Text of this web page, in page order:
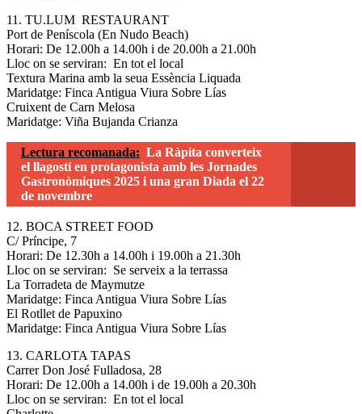
11. TU.LUM RESTAURANT
Port de Peníscola (En Nudo Beach)
Horari: De 12.00h a 14.00h i de 20.00h a 21.00h
Lloc on se serviran: En tot el local
Textura Marina amb la seua Essència Liquada
Maridatge: Finca Antigua Viura Sobre Lías
Cruixent de Carn Melosa
Maridatge: Viña Bujanda Crianza
Lectura recomanada: La Ràpita converteix
el llagostí en protagonista amb les Jornades
Gastronòmiques 2025 i una gran Diada el 22
de novembre
12. BOCA STREET FOOD
C/ Príncipe, 7
Horari: De 12.30h a 14.00h i 19.00h a 21.30h
Lloc on se serviran: Se serveix a la terrassa
La Torradeta de Maymutze
Maridatge: Finca Antigua Viura Sobre Lías
El Rotllet de Papuxino
Maridatge: Finca Antigua Viura Sobre Lías
13. CARLOTA TAPAS
Carrer Don José Fulladosa, 28
Horari: De 12.00h a 14.00h i de 19.00h a 20.30h
Lloc on se serviran: En tot el local